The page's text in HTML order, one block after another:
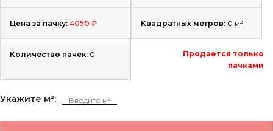
Цена за пачку: 4050 ₽ Квадратных метров: 0 м²
Количество пачек: 0
Продается только
пачками
Укажите м²: